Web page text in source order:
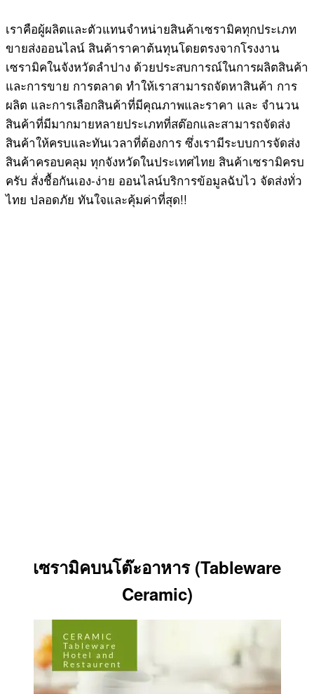
เราคือผู้ผลิตและตัวแทนจำหน่ายสินค้าเซรามิคทุกประเภท
ขายส่งออนไลน์ สินค้าราคาต้นทุนโดยตรงจากโรงงาน
เซรามิคในจังหวัดลำปาง ด้วยประสบการณ์ในการผลิตสินค้า
และการขาย การตลาด ทำให้เราสามารถจัดหาสินค้า การ
ผลิต และการเลือกสินค้าที่มีคุณภาพและราคา และ จำนวน
สินค้าที่มีมากมายหลายประเภทที่สต๊อกและสามารถจัดส่ง
สินค้าให้ครบและทันเวลาที่ต้องการ ซึ่งเรามีระบบการจัดส่ง
สินค้าครอบคลุม ทุกจังหวัดในประเทศไทย สินค้าเซรามิครบ
ครับ สั่งชื้อกันเอง-ง่าย ออนไลน์บริการข้อมูลฉับไว จัดส่งทั่ว
ไทย ปลอดภัย ทันใจและคุ้มค่าที่สุด!!
เซรามิคบนโต๊ะอาหาร (Tableware
Ceramic)